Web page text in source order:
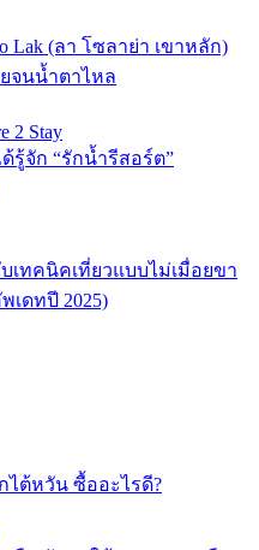
Lak (ลา โซลาย่า เขาหลัก)
ยจนน้ำตาไหล
2 Stay
รู้จัก “รักน้ำรีสอร์ต”
เทคนิคเที่ยวแบบไม่เมื่อยขา
พเดทปี 2025)
ไต้หวัน ซื้ออะไรดี?